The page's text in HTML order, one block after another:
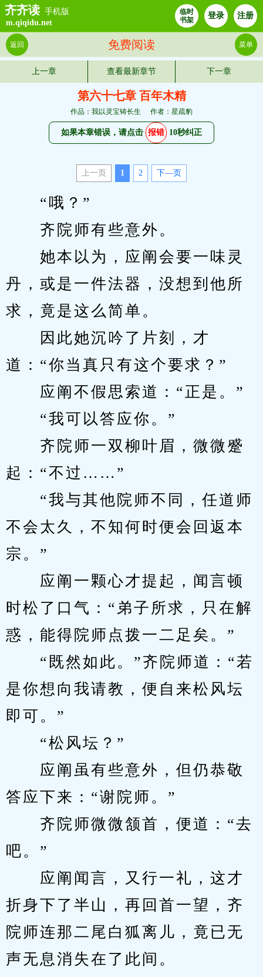
齐齐读 手机版
m.qiqidu.net
临时
书架
登录 注册
免费阅读
返回 菜单
上一章 查看最新章节 下一章
第六十七章 百年木精
作品：我以灵宝铸长生 作者：星疏豹
如果本章错误，请点击 报错 10秒纠正
上一页 1 2 下—页
“哦？”
齐院师有些意外。
她本以为，应阐会要一味灵
丹，或是一件法器，没想到他所
求，竟是这么简单。
因此她沉吟了片刻，才
道：“你当真只有这个要求？”
应阐不假思索道：“正是。”
“我可以答应你。”
齐院师一双柳叶眉，微微蹙
起：“不过……”
“我与其他院师不同，任道师
不会太久，不知何时便会回返本
宗。”
应阐一颗心才提起，闻言顿
时松了口气：“弟子所求，只在解
惑，能得院师点拨一二足矣。”
“既然如此。”齐院师道：“若
是你想向我请教，便自来松风坛
即可。”
“松风坛？”
应阐虽有些意外，但仍恭敬
答应下来：“谢院师。”
齐院师微微颔首，便道：“去
吧。”
应阐闻言，又行一礼，这才
折身下了半山，再回首一望，齐
院师连那二尾白狐离儿，竟已无
声无息消失在了此间。